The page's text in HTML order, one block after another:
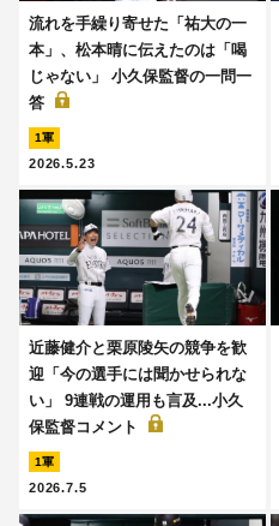
流れを手繰り寄せた「祐大の一
本」、松本晴に伝えたのは「喝
じゃない」 小久保監督の一問一
答
1軍
2026.5.23
近藤健介と栗原陵矢の競争を歓
迎「今の選手には聞かせられな
い」 9連戦の運用も言及...小久
保監督コメント
1軍
2026.7.5